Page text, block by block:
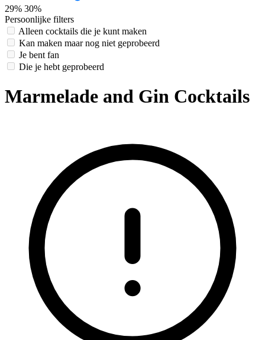
29% 30%
Persoonlijke filters
Alleen cocktails die je kunt maken
Kan maken maar nog niet geprobeerd
Je bent fan
Die je hebt geprobeerd
Marmelade and Gin Cocktails